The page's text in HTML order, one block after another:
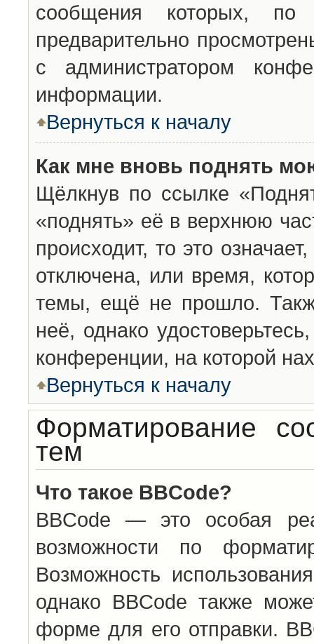
сообщения которых,
предварительно
с администратором
информации.
Вернуться к началу
Как мне вновь поднять
Щёлкнув по ссылке
«поднять» её в верхнюю
происходит, то это
отключена, или время,
темы, ещё не прошло.
неё, однако
конференции, на которой
Вернуться к началу
Форматирование
тем
Что такое BBCode?
BBCode — это особая
возможности по
Возможность
однако BBCode также
форме для его отправки.